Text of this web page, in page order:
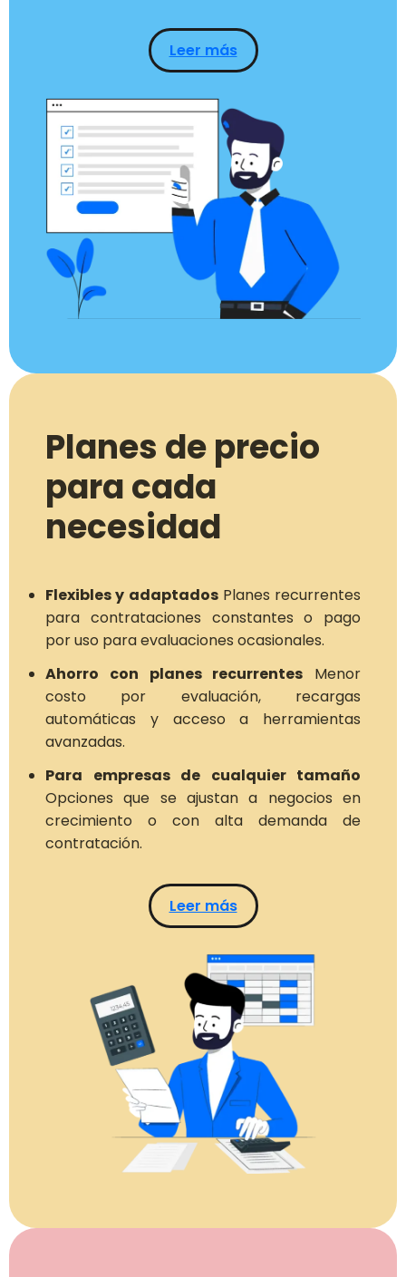
Leer más
Planes de precio
para cada
necesidad
Flexibles y adaptadosPlanes recurrentes
para contrataciones constantes o pago
por uso para evaluaciones ocasionales.
Ahorro con planes recurrentes Menor
costo por evaluación, recargas
automáticas y acceso a herramientas
avanzadas.
Para empresas de cualquier tamaño
Opciones que se ajustan a negocios en
crecimiento o con alta demanda de
contratación.
Leer más